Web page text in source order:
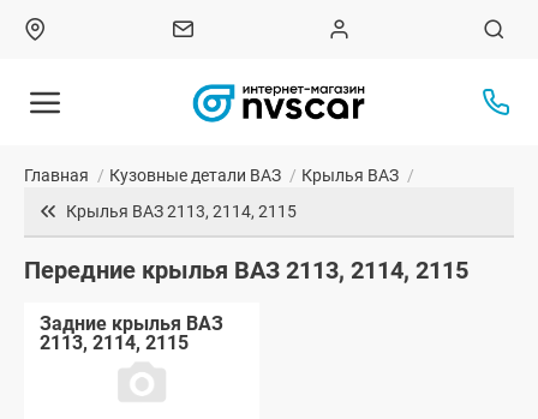
Главная / Кузовные детали ВАЗ / Крылья ВАЗ /
Крылья ВАЗ 2113, 2114, 2115
Передние крылья ВАЗ 2113, 2114, 2115
Задние крылья ВАЗ
2113, 2114, 2115